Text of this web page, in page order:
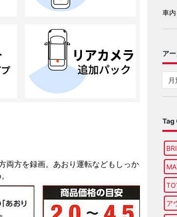
両方を録画。あおり運転などもしっか
車
ア
Tag
ア